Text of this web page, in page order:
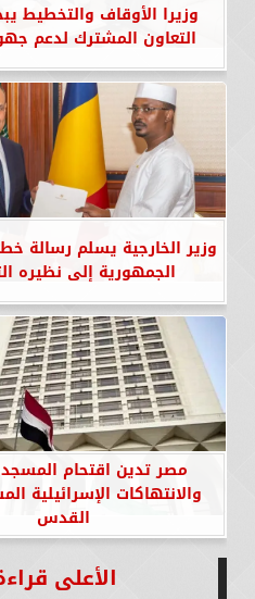
وزيرا الأوقاف والتخطيط
التعاون المشترك لدعم
وزير الخارجية يسلم رسالة
الجمهورية إلى نظيره
مصر تدين اقتحام
والانتهاكات الإسرائيلية
القدس
الأعلى